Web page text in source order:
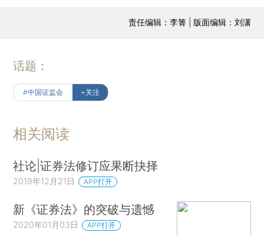
责任编辑：李箐 | 版面编辑：刘潇
话题：
#中国证监会 +关注
相关阅读
社论|证券法修订应果断抉择
2019年12月21日 APP打开
新《证券法》的突破与遗憾
2020年01月03日 APP打开